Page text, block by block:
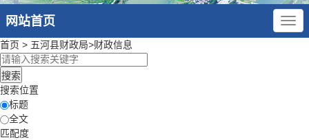
网站首页
首页 > 五河县财政局>财政信息
搜索位置
标题
全文
匹配度